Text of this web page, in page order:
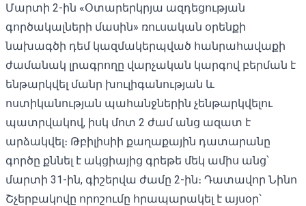
Մարտի 2-ին «Օտարերկրյա ազդեցության
գործակալների մասին» ռուսական օրենքի
նախագծի դեմ կազմակերպված հանրահավաքի
ժամանակ լրագրողը վարչական կարգով բերման է
ենթարկվել մանր խուլիգանության և
ոստիկանության պահանջներին չենթարկվելու
պատրվակով, իսկ մոտ 2 ժամ անց ազատ է
արձակվել։ Թբիլիսիի քաղաքային դատարանը
գործը քննել է ակցիայից գրեթե մեկ ամիս անց՝
մարտի 31-ին, գիշերվա ժամը 2-ին։ Դատավոր Նինո
Շչերբակովը որոշումը հրապարակել է այսօր՝